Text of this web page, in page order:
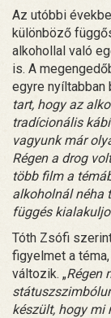
Az utóbbi
különböző
alkohollal való
is. A
egyre nyíltabban
tart, hogy az
tradícionális
vagyunk már
Régen a drog
több film a
alkoholnál néha
függés
Tóth Zsófi
figyelmet a
változik. „Régen
készült, hogy mi